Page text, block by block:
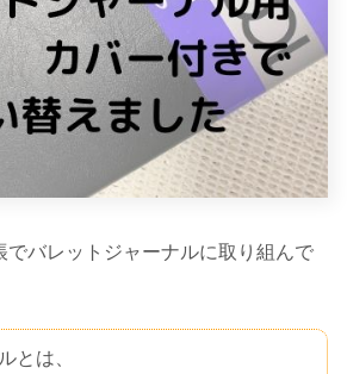
でバレットジャーナルに取り組んで
とは、